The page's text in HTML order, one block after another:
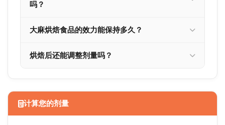
吗？
大麻烘焙食品的效力能保持多久？
烘焙后还能调整剂量吗？
计算您的剂量